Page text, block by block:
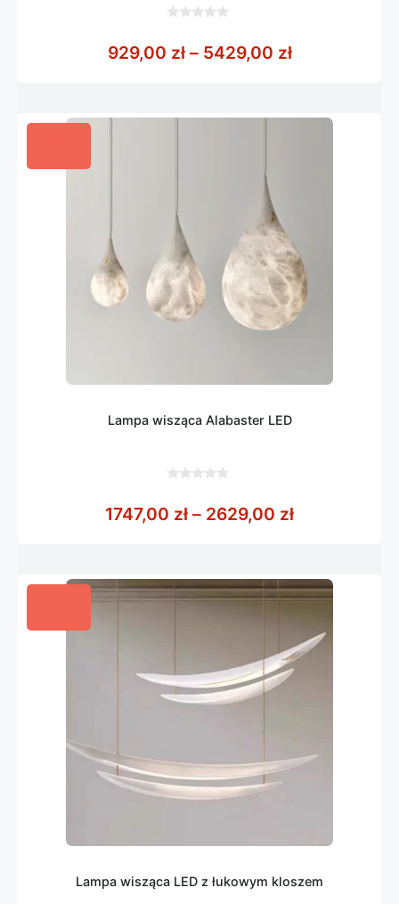
5
929,00 zł – 5429,00 złZakres cen:
Lampa wisząca Alabaster LED
5
1747,00 zł – 2629,00 złZakres cen:
Lampa wisząca LED z łukowym kloszem